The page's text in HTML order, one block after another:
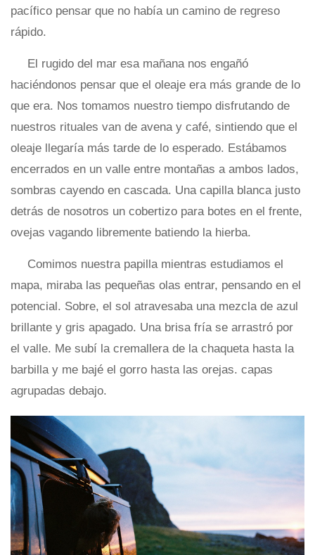
pacífico pensar que no había un camino de regreso
rápido.
El rugido del mar esa mañana nos engañó
haciéndonos pensar que el oleaje era más grande de lo
que era. Nos tomamos nuestro tiempo disfrutando de
nuestros rituales van de avena y café, sintiendo que el
oleaje llegaría más tarde de lo esperado. Estábamos
encerrados en un valle entre montañas a ambos lados,
sombras cayendo en cascada. Una capilla blanca justo
detrás de nosotros un cobertizo para botes en el frente,
ovejas vagando libremente batiendo la hierba.
Comimos nuestra papilla mientras estudiamos el
mapa, miraba las pequeñas olas entrar, pensando en el
potencial. Sobre, el sol atravesaba una mezcla de azul
brillante y gris apagado. Una brisa fría se arrastró por
el valle. Me subí la cremallera de la chaqueta hasta la
barbilla y me bajé el gorro hasta las orejas. capas
agrupadas debajo.